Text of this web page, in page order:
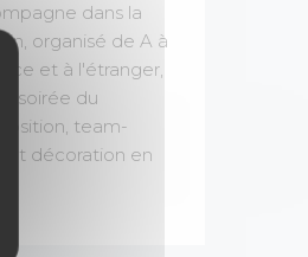
dans la
organisé de A à
et à l'étranger,
, soirée du
team-
et décoration en